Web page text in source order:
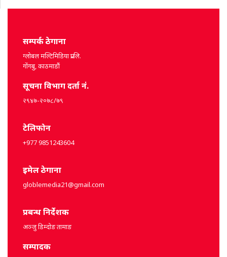
सम्पर्क ठेगाना
ग्लोबल मल्टिमिडिया प्रा.लि.
गोंगबु, काठमाडौं
सूचना विभाग दर्ता नं.
२९४७-२०७८/७९
टेलिफोन
+977 9851243604
इमेल ठेगाना
globlemedia21@gmail.com
प्रबन्ध निर्देशक
अञ्जु डिम्दोङ तामाङ
सम्पादक